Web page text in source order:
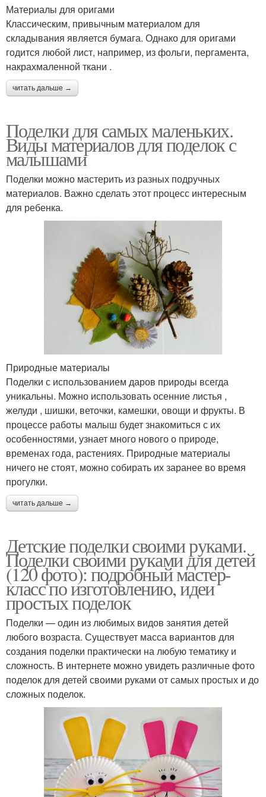
Материалы для оригами
Классическим, привычным материалом для
складывания является бумага. Однако для оригами
годится любой лист, например, из фольги, пергамента,
накрахмаленной ткани .
читать дальше →
Поделки для самых маленьких.
Виды материалов для поделок с
малышами
Поделки можно мастерить из разных подручных
материалов. Важно сделать этот процесс интересным
для ребенка.
Природные материалы
Поделки с использованием даров природы всегда
уникальны. Можно использовать осенние листья ,
желуди , шишки, веточки, камешки, овощи и фрукты. В
процессе работы малыш будет знакомиться с их
особенностями, узнает много нового о природе,
временах года, растениях. Природные материалы
ничего не стоят, можно собирать их заранее во время
прогулки.
читать дальше →
Детские поделки своими руками.
Поделки своими руками для детей
(120 фото): подробный мастер-
класс по изготовлению, идеи
простых поделок
Поделки — один из любимых видов занятия детей
любого возраста. Существует масса вариантов для
создания поделки практически на любую тематику и
сложность. В интернете можно увидеть различные фото
поделок для детей своими руками от самых простых и до
сложных поделок.